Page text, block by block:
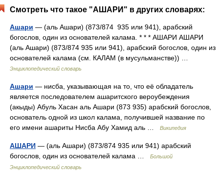
Смотреть что такое "АШАРИ" в других словарях:
Ашари — (аль Ашари) (873/874 935 или 941), арабский
богослов, один из основателей калама. * * * АШАРИ АШАРИ
(аль Ашари) (873/874 935 или 941), арабский богослов, один из
основателей калама (см. КАЛАМ (в мусульманстве)) …
Энциклопедический словарь
Ашари — нисба, указывающая на то, что её обладатель
является последователем ашаритского вероубеждения
(акыды) Абуль Хасан аль Ашари (873 935) арабский богослов,
основатель одной из школ калама, получившей название по
его имени ашариты Нисба Абу Хамид аль …
Википедия
АШАРИ — (аль Ашари) (873/874 935 или 941) арабский
богослов, один из основателей калама …
Большой
Энциклопедический словарь